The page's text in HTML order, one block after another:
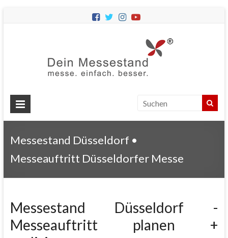
Messestände
für
Messestand Düsseldorf •
Messeauftritt Düsseldorfer Messe
Messestand Düsseldorf -
Messeauftritt planen +